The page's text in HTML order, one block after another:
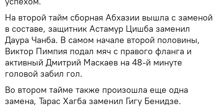
На второй тайм сборная Абхазии вышла с заменой
в составе, защитник Астамур Цишба заменил
Даура Чанба. В самом начале второй половины,
Виктор Пимпия подал мяч с правого фланга и
активный Дмитрий Маскаев на 48-й минуте
головой забил гол.
Во втором тайме также произошла еще одна
замена, Тарас Хагба заменил Гигу Бенидзе.